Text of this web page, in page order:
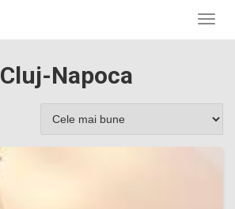
Cluj-Napoca